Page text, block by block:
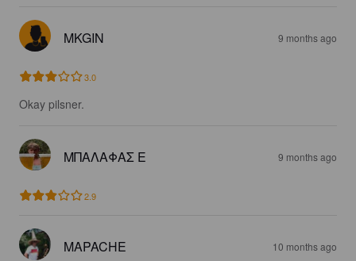
MKGIN 9 months ago
3.0
Okay pilsner.
ΜΠΑΛΑΦΑΣ Ε 9 months ago
2.9
MAPACHE 10 months ago